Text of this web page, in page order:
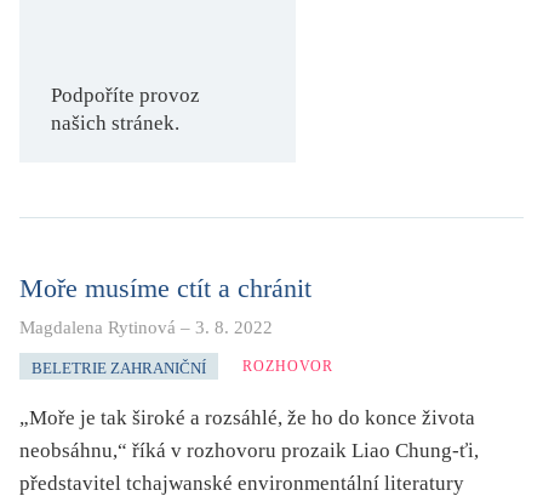
Podpoříte provoz
našich stránek.
Moře musíme ctít a chránit
Magdalena Rytinová – 3. 8. 2022
BELETRIE ZAHRANIČNÍ ROZHOVOR
„Moře je tak široké a rozsáhlé, že ho do konce života
neobsáhnu,“ říká v rozhovoru prozaik Liao Chung-ťi,
představitel tchajwanské environmentální literatury